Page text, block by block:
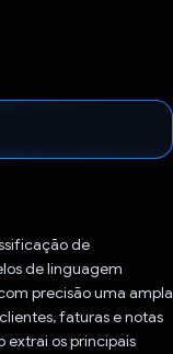
de
de linguagem
precisão uma ampla
faturas e notas
extrai os principais